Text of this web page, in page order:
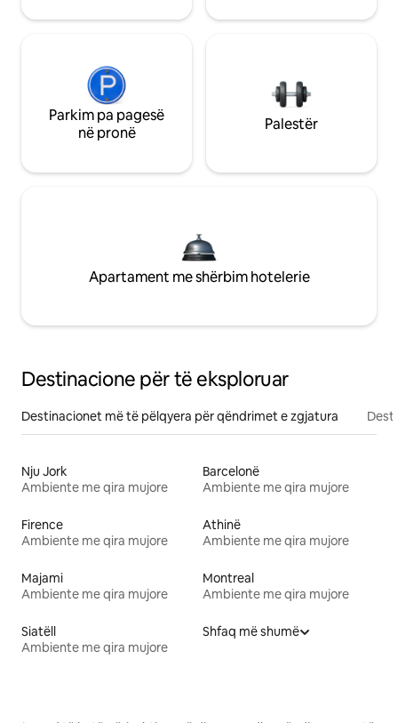
Parkim pa pagesë
në pronë
Palestër
Apartament me shërbim hotelerie
Destinacione për të eksploruar
Destinacionet më të pëlqyera për qëndrimet e zgjatura
Nju Jork
Ambiente me qira mujore
Barcelonë
Ambiente me qira mujore
Firence
Ambiente me qira mujore
Athinë
Ambiente me qira mujore
Majami
Ambiente me qira mujore
Montreal
Ambiente me qira mujore
Siatëll
Ambiente me qira mujore
Shfaq më shumë